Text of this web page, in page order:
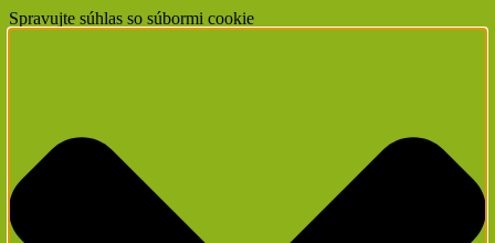
Spravujte súhlas so súbormi cookie